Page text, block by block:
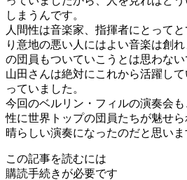
しまうんです。
人間性は音楽家、指揮者にとって
り意地の悪い人にはよい音楽は創
の団員もついていこうとは思わな
山田さんは絶対にこれから活躍し
っていました。
今回のベルリン・フィルの演奏会
性に世界トップの団員たちが魅せ
晴らしい演奏になったのだと思いま
この記事を読むには
購読手続きが必要です